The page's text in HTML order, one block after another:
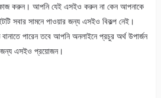
কাজ করুন। আপনি যেই এসইও করুন না কেন আপনাকে
সবার সামনে পাওয়ার জন্য এসইও বিকল্প নেই।
পারেন তবে আপনি অনলাইনে প্রচুর অর্থ উপার্জন
জন্য এসইও প্রয়োজন।